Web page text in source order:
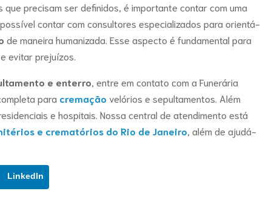
precisam ser definidos, é importante contar com uma
contar com consultores especializados para orientá-
de maneira humanizada. Esse aspecto é fundamental para
evitar prejuízos.
e enterro, entre em contato com a Funerária
para cremação velórios e sepultamentos. Além
e hospitais. Nossa central de atendimento está
e crematórios do Rio de Janeiro, além de ajudá-
LinkedIn